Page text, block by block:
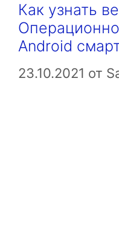
Как узнать
Android
23.10.2021 от